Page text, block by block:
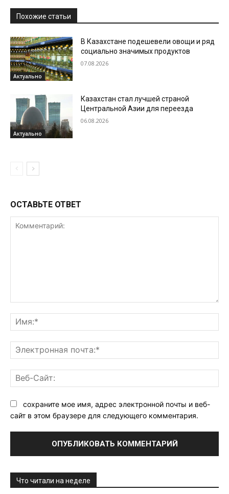
Похожие статьи
Актуально
В Казахстане подешевели овощи и ряд
социально значимых продуктов
07.08.2026
Актуально
Казахстан стал лучшей страной
Центральной Азии для переезда
06.08.2026
ОСТАВЬТЕ ОТВЕТ
сохраните мое имя, адрес электронной почты и веб-
сайт в этом браузере для следующего комментария.
Что читали на неделе